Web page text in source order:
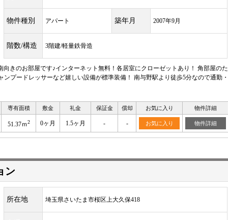
物件種別 アパート 築年月 2007年9月
階数/構造 3階建/軽量鉄骨造
きのお部屋です♪インターネット無料！各居室にクローゼットあり！ 角部屋のた
プードレッサーなど嬉しい設備が標準装備！ 南与野駅より徒歩5分なので通勤・
専有面積 敷金 礼金 保証金 償却 お気に入り 物件詳細
51.37ｍ2 0ヶ月 1.5ヶ月 - - お気に入り 物件詳細
ン
所在地 埼玉県さいたま市桜区上大久保418